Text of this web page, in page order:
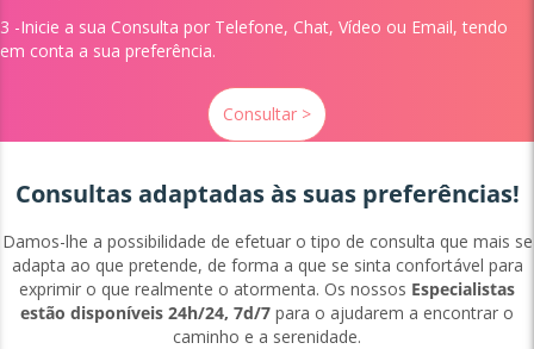
3 -Inicie a sua Consulta por Telefone, Chat, Vídeo ou Email, tendo
em conta a sua preferência.
Consultar >
Consultas adaptadas às suas preferências!
Damos-lhe a possibilidade de efetuar o tipo de consulta que mais se
adapta ao que pretende, de forma a que se sinta confortável para
exprimir o que realmente o atormenta. Os nossos Especialistas
estão disponíveis 24h/24, 7d/7 para o ajudarem a encontrar o
caminho e a serenidade.